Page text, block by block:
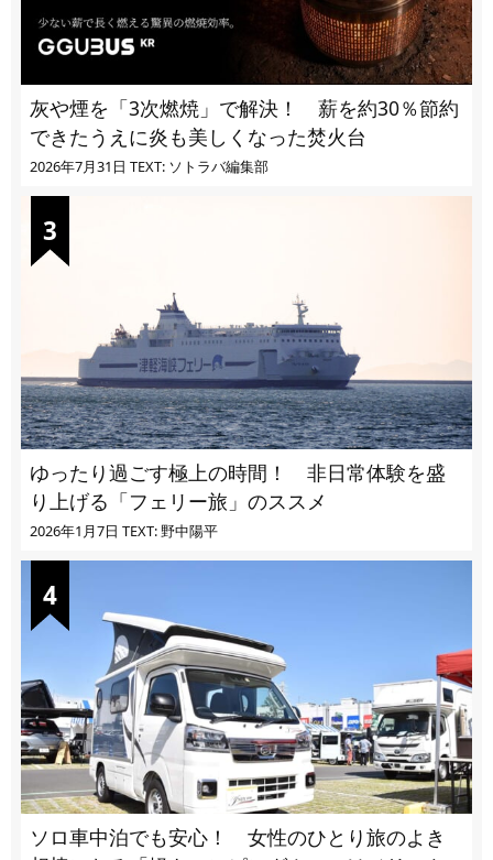
灰や煙を「3次燃焼」で解決！ 薪を約30％節約
できたうえに炎も美しくなった焚火台
2026年7月31日 TEXT: ソトラバ編集部
ゆったり過ごす極上の時間！ 非日常体験を盛
り上げる「フェリー旅」のススメ
2026年1月7日 TEXT: 野中陽平
ソロ車中泊でも安心！ 女性のひとり旅のよき